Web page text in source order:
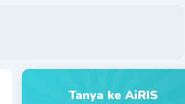
Tanya ke AiRIS